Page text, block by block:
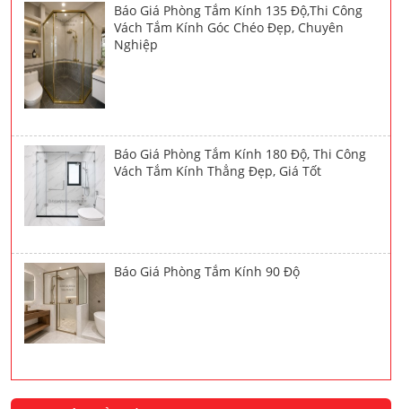
Báo Giá Phòng Tắm Kính 135 Độ,Thi Công
Vách Tắm Kính Góc Chéo Đẹp, Chuyên
Nghiệp
Báo Giá Phòng Tắm Kính 180 Độ, Thi Công
Vách Tắm Kính Thẳng Đẹp, Giá Tốt
Báo Giá Phòng Tắm Kính 90 Độ